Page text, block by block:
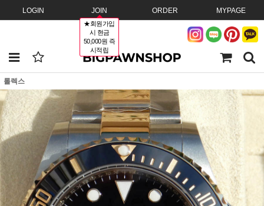
LOGIN JOIN
★회원가입
시 현금
50,000원 즉
시적립
ORDER MYPAGE
롤렉스